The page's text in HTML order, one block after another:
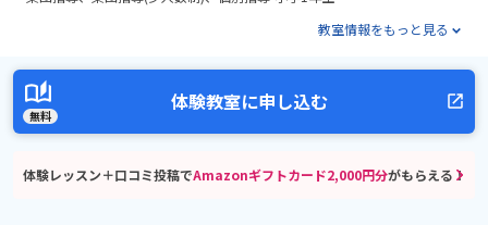
教室情報をもっと見る
無料
体験教室に申し込む
体験レッスン＋口コミ投稿でAmazonギフトカード2,000円分がもらえる！